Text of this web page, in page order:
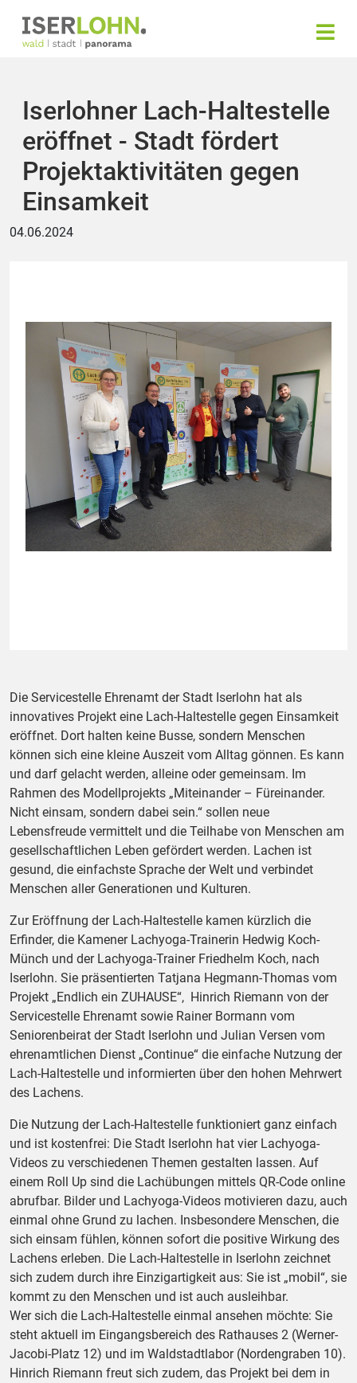
Iserlohner Lach-Haltestelle
eröffnet - Stadt fördert
Projektaktivitäten gegen
Einsamkeit
04.06.2024
Die Servicestelle Ehrenamt der Stadt Iserlohn hat als
innovatives Projekt eine Lach-Haltestelle gegen Einsamkeit
eröffnet. Dort halten keine Busse, sondern Menschen
können sich eine kleine Auszeit vom Alltag gönnen. Es kann
und darf gelacht werden, alleine oder gemeinsam. Im
Rahmen des Modellprojekts „Miteinander – Füreinander.
Nicht einsam, sondern dabei sein.“ sollen neue
Lebensfreude vermittelt und die Teilhabe von Menschen am
gesellschaftlichen Leben gefördert werden. Lachen ist
gesund, die einfachste Sprache der Welt und verbindet
Menschen aller Generationen und Kulturen.
Zur Eröffnung der Lach-Haltestelle kamen kürzlich die
Erfinder, die Kamener Lachyoga-Trainerin Hedwig Koch-
Münch und der Lachyoga-Trainer Friedhelm Koch, nach
Iserlohn. Sie präsentierten Tatjana Hegmann-Thomas vom
Projekt „Endlich ein ZUHAUSE“, Hinrich Riemann von der
Servicestelle Ehrenamt sowie Rainer Bormann vom
Seniorenbeirat der Stadt Iserlohn und Julian Versen vom
ehrenamtlichen Dienst „Continue“ die einfache Nutzung der
Lach-Haltestelle und informierten über den hohen Mehrwert
des Lachens.
Die Nutzung der Lach-Haltestelle funktioniert ganz einfach
und ist kostenfrei: Die Stadt Iserlohn hat vier Lachyoga-
Videos zu verschiedenen Themen gestalten lassen. Auf
einem Roll Up sind die Lachübungen mittels QR-Code online
abrufbar. Bilder und Lachyoga-Videos motivieren dazu, auch
einmal ohne Grund zu lachen. Insbesondere Menschen, die
sich einsam fühlen, können sofort die positive Wirkung des
Lachens erleben. Die Lach-Haltestelle in Iserlohn zeichnet
sich zudem durch ihre Einzigartigkeit aus: Sie ist „mobil“, sie
kommt zu den Menschen und ist auch ausleihbar.
Wer sich die Lach-Haltestelle einmal ansehen möchte: Sie
steht aktuell im Eingangsbereich des Rathauses 2 (Werner-
Jacobi-Platz 12) und im Waldstadtlabor (Nordengraben 10).
Hinrich Riemann freut sich zudem, das Projekt bei dem in